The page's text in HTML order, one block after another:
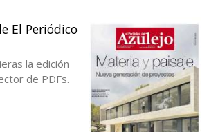
El Periódico
la edición
de PDFs.